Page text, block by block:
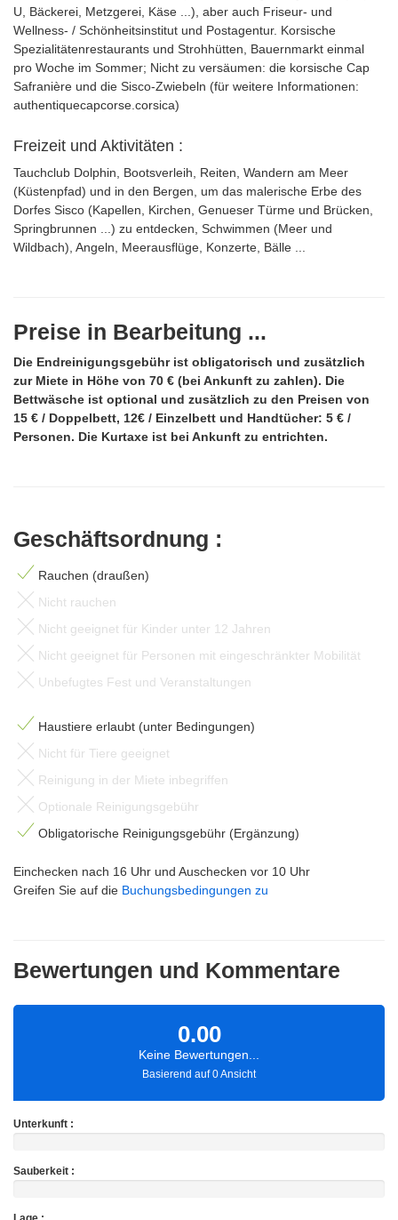
U, Bäckerei, Metzgerei, Käse ...), aber auch Friseur- und
Wellness- / Schönheitsinstitut und Postagentur. Korsische
Spezialitätenrestaurants und Strohhütten, Bauernmarkt einmal
pro Woche im Sommer; Nicht zu versäumen: die korsische Cap
Safranière und die Sisco-Zwiebeln (für weitere Informationen:
authentiquecapcorse.corsica)
Freizeit und Aktivitäten :
Tauchclub Dolphin, Bootsverleih, Reiten, Wandern am Meer
(Küstenpfad) und in den Bergen, um das malerische Erbe des
Dorfes Sisco (Kapellen, Kirchen, Genueser Türme und Brücken,
Springbrunnen ...) zu entdecken, Schwimmen (Meer und
Wildbach), Angeln, Meerausflüge, Konzerte, Bälle ...
Preise in Bearbeitung ...
Die Endreinigungsgebühr ist obligatorisch und zusätzlich
zur Miete in Höhe von 70 € (bei Ankunft zu zahlen). Die
Bettwäsche ist optional und zusätzlich zu den Preisen von
15 € / Doppelbett, 12€ / Einzelbett und Handtücher: 5 € /
Personen. Die Kurtaxe ist bei Ankunft zu entrichten.
Geschäftsordnung :
Rauchen (draußen)
Nicht rauchen
Nicht geeignet für Kinder unter 12 Jahren
Nicht geeignet für Personen mit eingeschränkter Mobilität
Unbefugtes Fest und Veranstaltungen
Haustiere erlaubt (unter Bedingungen)
Nicht für Tiere geeignet
Reinigung in der Miete inbegriffen
Optionale Reinigungsgebühr
Obligatorische Reinigungsgebühr (Ergänzung)
Einchecken nach 16 Uhr und Auschecken vor 10 Uhr
Greifen Sie auf die Buchungsbedingungen zu
Bewertungen und Kommentare
0.00
Keine Bewertungen...
Basierend auf 0 Ansicht
Unterkunft :
Sauberkeit :